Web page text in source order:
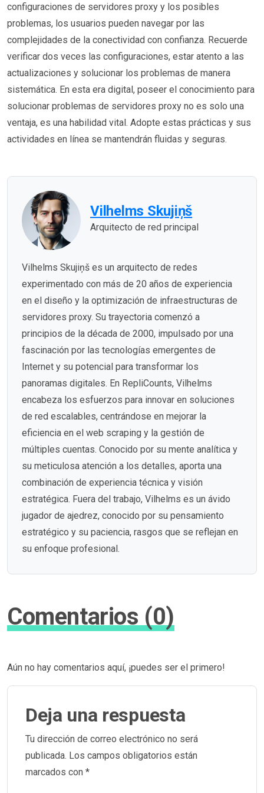
configuraciones de servidores proxy y los posibles
problemas, los usuarios pueden navegar por las
complejidades de la conectividad con confianza. Recuerde
verificar dos veces las configuraciones, estar atento a las
actualizaciones y solucionar los problemas de manera
sistemática. En esta era digital, poseer el conocimiento para
solucionar problemas de servidores proxy no es solo una
ventaja, es una habilidad vital. Adopte estas prácticas y sus
actividades en línea se mantendrán fluidas y seguras.
Vilhelms Skujiņš
Arquitecto de red principal
Vilhelms Skujiņš es un arquitecto de redes
experimentado con más de 20 años de experiencia
en el diseño y la optimización de infraestructuras de
servidores proxy. Su trayectoria comenzó a
principios de la década de 2000, impulsado por una
fascinación por las tecnologías emergentes de
Internet y su potencial para transformar los
panoramas digitales. En RepliCounts, Vilhelms
encabeza los esfuerzos para innovar en soluciones
de red escalables, centrándose en mejorar la
eficiencia en el web scraping y la gestión de
múltiples cuentas. Conocido por su mente analítica y
su meticulosa atención a los detalles, aporta una
combinación de experiencia técnica y visión
estratégica. Fuera del trabajo, Vilhelms es un ávido
jugador de ajedrez, conocido por su pensamiento
estratégico y su paciencia, rasgos que se reflejan en
su enfoque profesional.
Comentarios (0)
Aún no hay comentarios aquí, ¡puedes ser el primero!
Deja una respuesta
Tu dirección de correo electrónico no será
publicada. Los campos obligatorios están
marcados con *